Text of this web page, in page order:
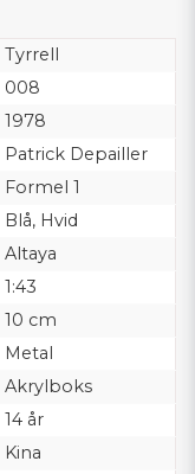
Tyrrell
008
1978
Patrick Depailler
Formel 1
Blå, Hvid
Altaya
1:43
10 cm
Metal
Akrylboks
14 år
Kina